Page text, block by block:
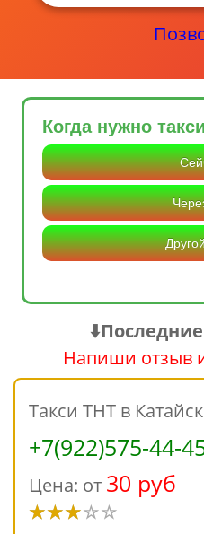
Когда нужно
Напиши отзыв
Такси ТНТ в
+7(922)575-44-
Цена: от 30 руб